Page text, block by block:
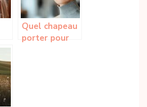
Quel chapeau
porter pour